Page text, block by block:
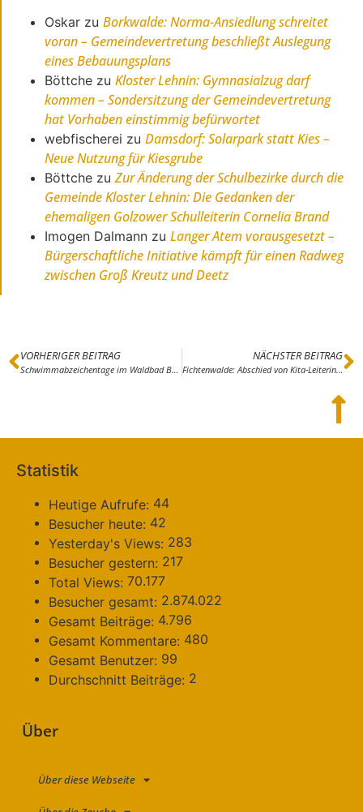
Oskar zu Borkwalde: Norma-Ansiedlung schreitet
voran – Gemeindevertretung beschließt Auslegung
eines Bebauungsplans
Böttche zu Kloster Lehnin: Gymnasialzug darf
kommen – Sondersitzung der Gemeindevertretung
hat Vorhaben einstimmig befürwortet
webfischerei zu Damsdorf: Solarpark statt Kies –
Neue Nutzung für Kiesgrube
Böttche zuZur Änderung der Schulbezirke durch die
Gemeinde Kloster Lehnin: Die Gedanken der
ehemaligen Golzower Schulleiterin Cornelia Brand
Imogen Dalmann zu Langer Atem vorausgesetzt –
Bürgerschaftliche Initiative kämpft für einen Radweg
zwischen Groß Kreutz und Deetz
VORHERIGER BEITRAG
Schwimmabzeichentage im Waldbad Borkheide und in der Havel-Therme in Werder
NÄCHSTER BEITRAG
Fichtenwalde: Abschied von Kita-Leiterin Ramona Hahnemann
Statistik
Heutige Aufrufe: 44
Besucher heute: 42
Yesterday's Views: 283
Besucher gestern: 217
Total Views: 70.177
Besucher gesamt: 2.874.022
Gesamt Beiträge: 4.796
Gesamt Kommentare: 480
Gesamt Benutzer: 99
Durchschnitt Beiträge: 2
Über
Über diese Webseite